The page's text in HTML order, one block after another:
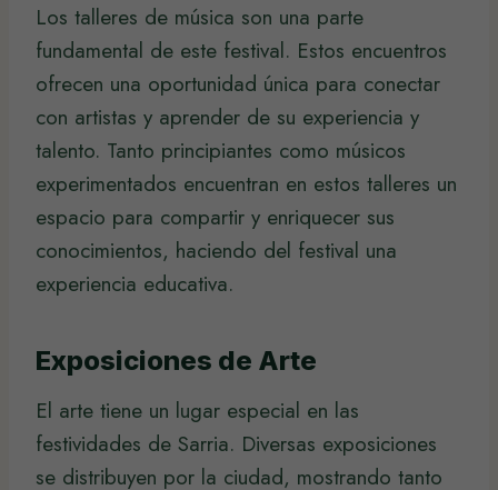
Los talleres de música son una parte
fundamental de este festival. Estos encuentros
ofrecen una oportunidad única para conectar
con artistas y aprender de su experiencia y
talento. Tanto principiantes como músicos
experimentados encuentran en estos talleres un
espacio para compartir y enriquecer sus
conocimientos, haciendo del festival una
experiencia educativa.
Exposiciones de Arte
El arte tiene un lugar especial en las
festividades de Sarria. Diversas exposiciones
se distribuyen por la ciudad, mostrando tanto